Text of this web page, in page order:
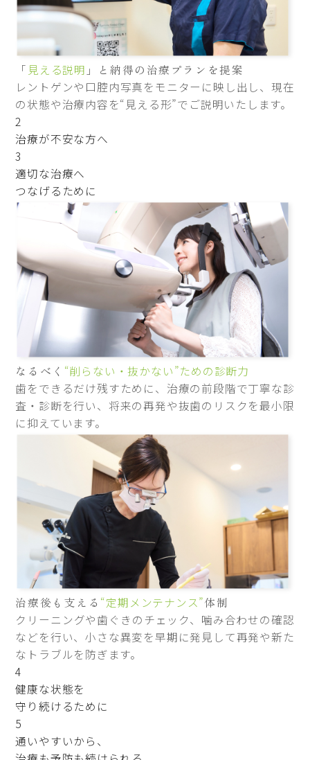
「 見える説明 」と納得の治療プランを提案
レントゲンや口腔内写真をモニターに映し出し、現在
の状態や治療内容を“見える形”でご説明いたします。
2
治療が不安な方へ
3
適切な治療へ
つなげるために
なるべく “削らない・抜かない”ための診断力
歯をできるだけ残すために、治療の前段階で丁寧な診
査・診断を行い、将来の再発や抜歯のリスクを最小限
に抑えています。
治療後も支える “定期メンテナンス”体制
クリーニングや歯ぐきのチェック、噛み合わせの確認
などを行い、小さな異変を早期に発見して再発や新た
なトラブルを防ぎます。
4
健康な状態を
守り続けるために
5
通いやすいから、